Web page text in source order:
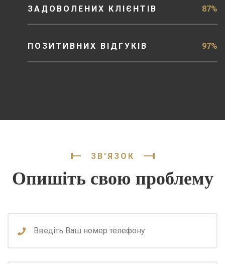
ЗАДОВОЛЕНИХ КЛІЄНТІВ 87%
ПОЗИТИВНИХ ВІДГУКІВ 97%
ЗВ'ЯЗОК
Опишіть свою проблему